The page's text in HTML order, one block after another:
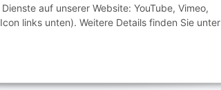
auf unserer Website: YouTube, Vimeo,
links unten). Weitere Details finden Sie unter